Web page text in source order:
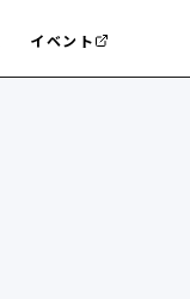
イベント